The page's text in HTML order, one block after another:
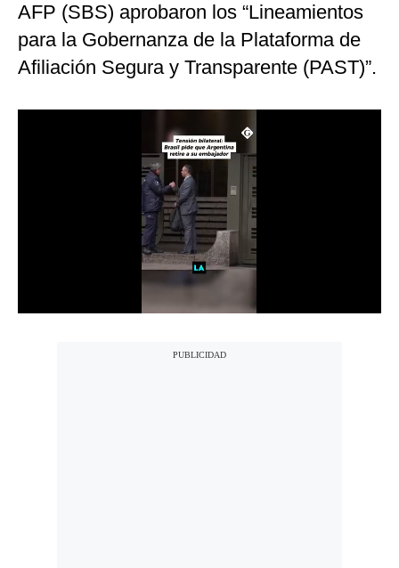
Club del Suscriptor
Mix
AFP (SBS) aprobaron los “Lineamientos
para la Gobernanza de la Plataforma de
Afiliación Segura y Transparente (PAST)”.